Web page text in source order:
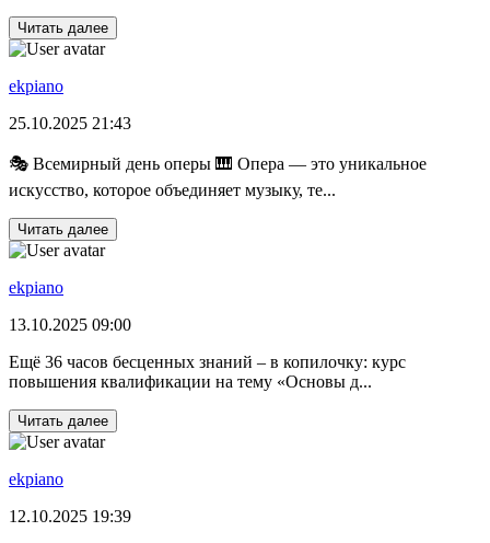
Читать далее
ekpiano
25.10.2025 21:43
🎭 Всемирный день оперы 🎹 Опера — это уникальное
искусство, которое объединяет музыку, те...
Читать далее
ekpiano
13.10.2025 09:00
Ещё 36 часов бесценных знаний – в копилочку: курс
повышения квалификации на тему «Основы д...
Читать далее
ekpiano
12.10.2025 19:39